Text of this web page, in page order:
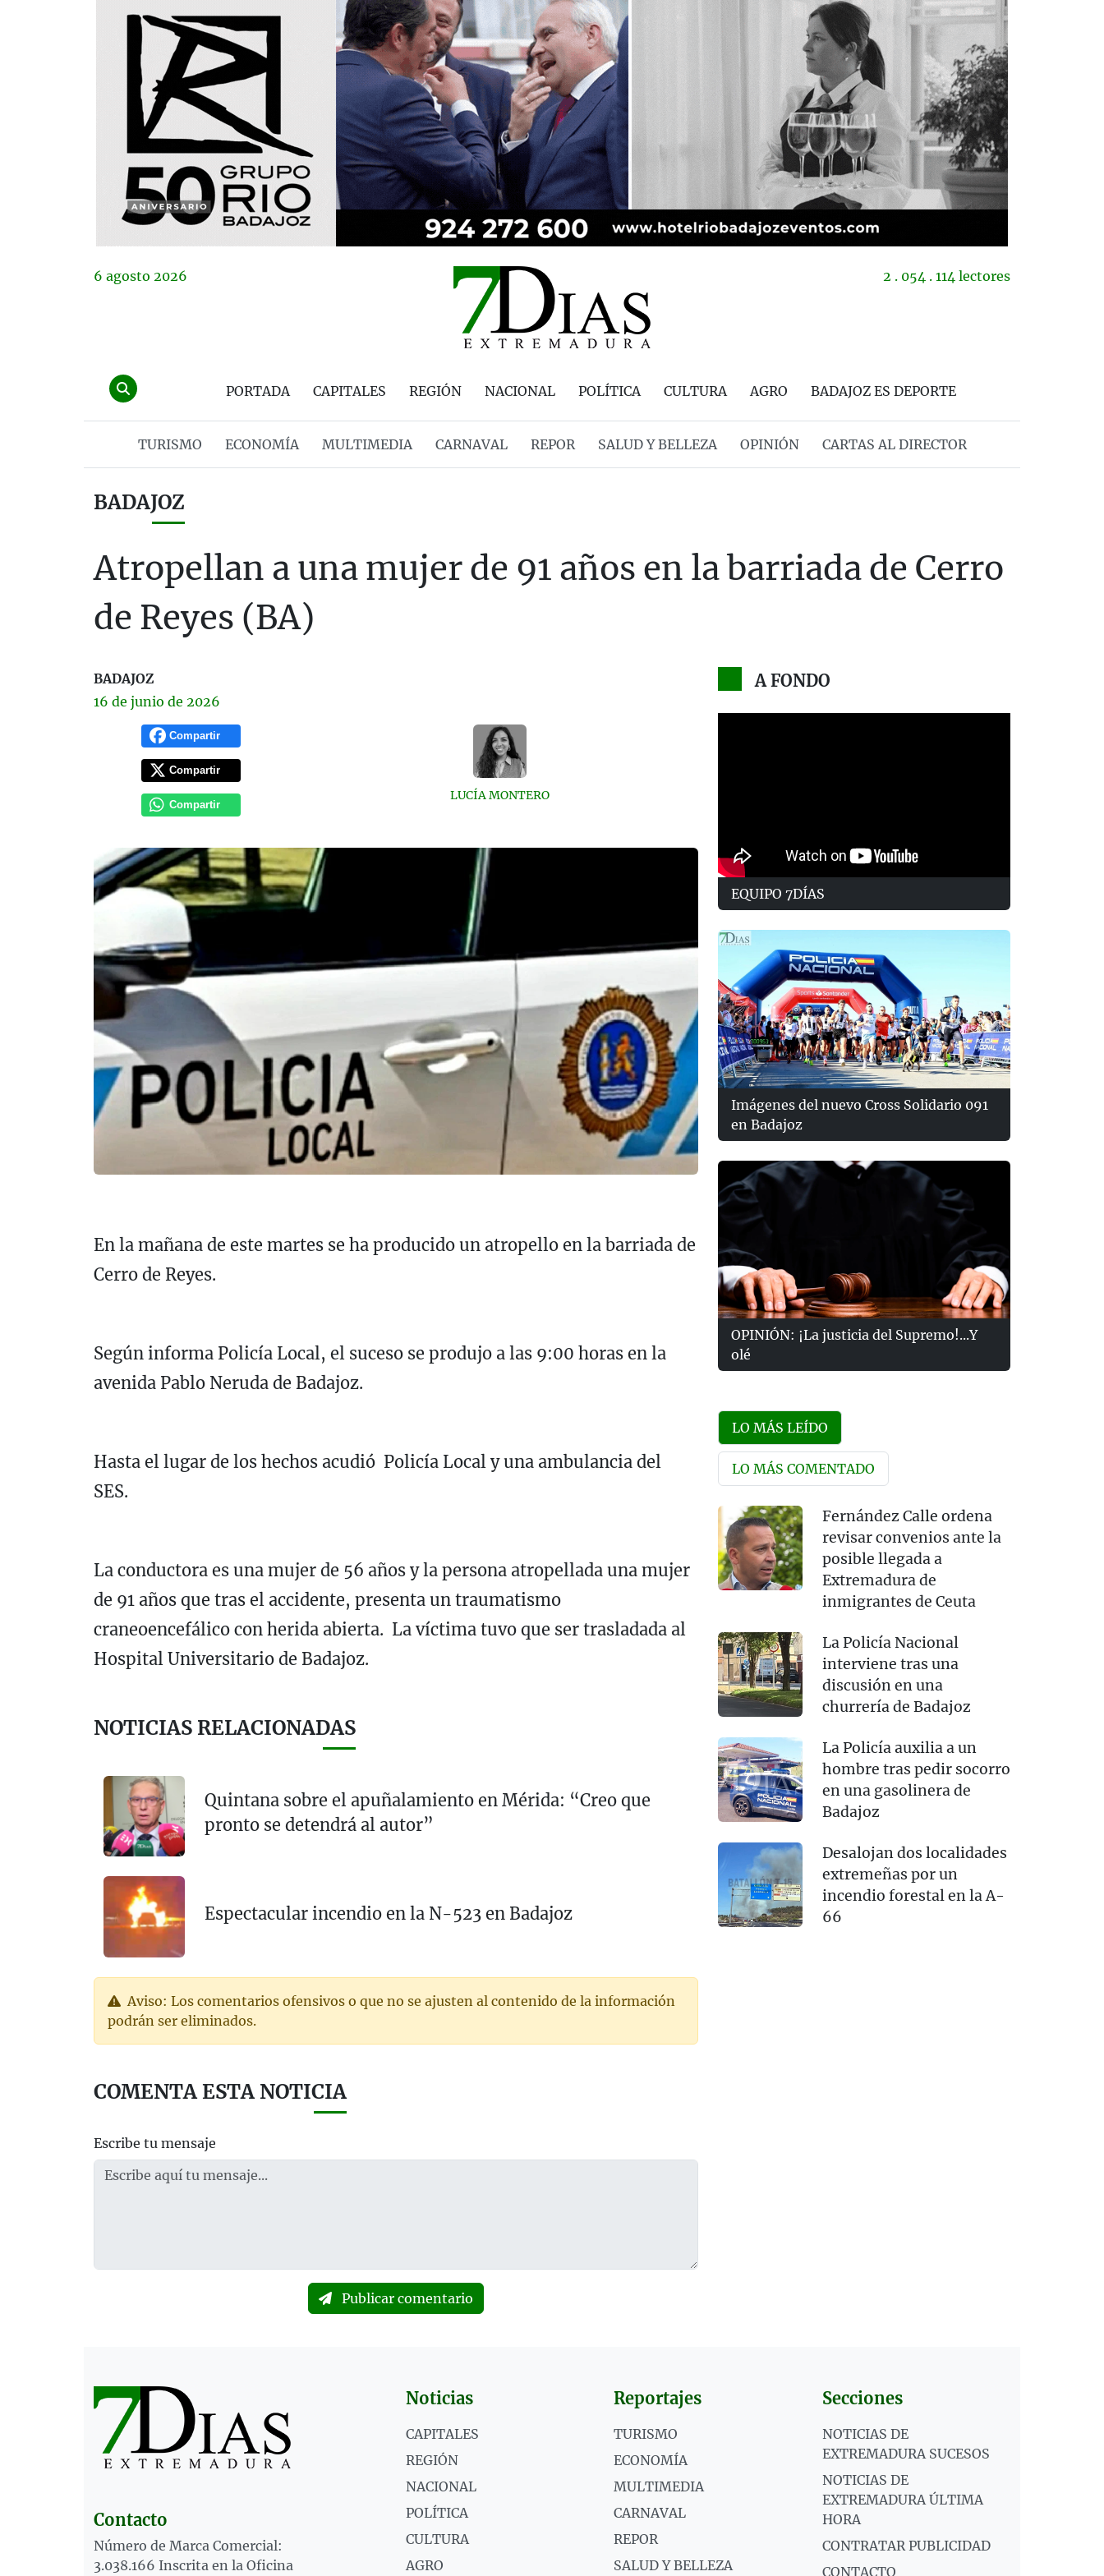
6 agosto 2026 2 . 054 . 114 lectores
PORTADA CAPITALES REGIÓN NACIONAL POLÍTICA CULTURA AGRO BADAJOZ ES DEPORTE
TURISMO ECONOMÍA MULTIMEDIA CARNAVAL REPOR SALUD Y BELLEZA OPINIÓN CARTAS AL DIRECTOR
BADAJOZ
Atropellan a una mujer de 91 años en la barriada de Cerro
de Reyes (BA)
BADAJOZ
16 de junio de 2026
Compartir
Compartir
Compartir
LUCÍA MONTERO
En la mañana de este martes se ha producido un atropello en la barriada de
Cerro de Reyes.
Según informa Policía Local, el suceso se produjo a las 9:00 horas en la
avenida Pablo Neruda de Badajoz.
Hasta el lugar de los hechos acudió Policía Local y una ambulancia del
SES.
La conductora es una mujer de 56 años y la persona atropellada una mujer
de 91 años que tras el accidente, presenta un traumatismo
craneoencefálico con herida abierta. La víctima tuvo que ser trasladada al
Hospital Universitario de Badajoz.
NOTICIAS RELACIONADAS
Quintana sobre el apuñalamiento en Mérida: “Creo que
pronto se detendrá al autor”
Espectacular incendio en la N-523 en Badajoz
Aviso: Los comentarios ofensivos o que no se ajusten al contenido de la información
podrán ser eliminados.
COMENTA ESTA NOTICIA
Escribe tu mensaje
Publicar comentario
A FONDO
EQUIPO 7DÍAS
Imágenes del nuevo Cross Solidario 091
en Badajoz
OPINIÓN: ¡La justicia del Supremo!...Y
olé
LO MÁS LEÍDO
LO MÁS COMENTADO
Fernández Calle ordena
revisar convenios ante la
posible llegada a
Extremadura de
inmigrantes de Ceuta
La Policía Nacional
interviene tras una
discusión en una
churrería de Badajoz
La Policía auxilia a un
hombre tras pedir socorro
en una gasolinera de
Badajoz
Desalojan dos localidades
extremeñas por un
incendio forestal en la A-
66
Contacto
Número de Marca Comercial:
3.038.166 Inscrita en la Oficina
Noticias
CAPITALES
REGIÓN
NACIONAL
POLÍTICA
CULTURA
AGRO
Reportajes
TURISMO
ECONOMÍA
MULTIMEDIA
CARNAVAL
REPOR
SALUD Y BELLEZA
Secciones
NOTICIAS DE
EXTREMADURA SUCESOS
NOTICIAS DE
EXTREMADURA ÚLTIMA
HORA
CONTRATAR PUBLICIDAD
CONTACTO